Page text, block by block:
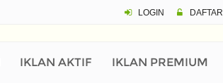
LOGIN DAFTAR
IKLAN AKTIF IKLAN PREMIUM